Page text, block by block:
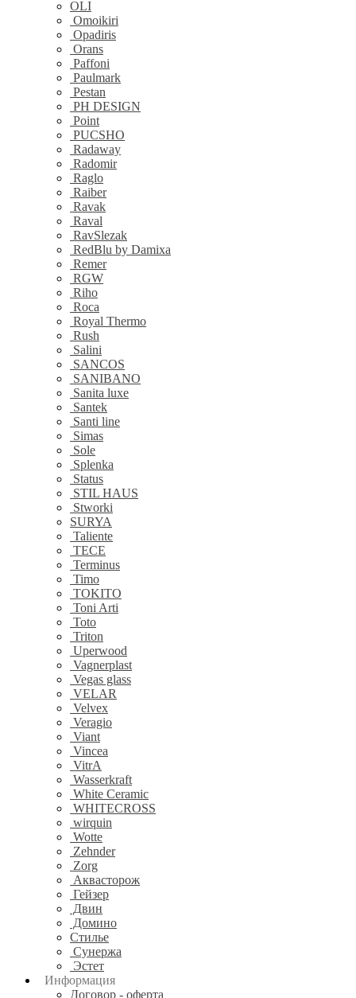
OLI
Omoikiri
Opadiris
Orans
Paffoni
Paulmark
Pestan
PH DESIGN
Point
PUCSHO
Radaway
Radomir
Raglo
Raiber
Ravak
Raval
RavSlezak
RedBlu by Damixa
Remer
RGW
Riho
Roca
Royal Thermo
Rush
Salini
SANCOS
SANIBANO
Sanita luxe
Santek
Santi line
Simas
Sole
Splenka
Status
STIL HAUS
Stworki
SURYA
Taliente
TECE
Terminus
Timo
TOKITO
Toni Arti
Toto
Triton
Uperwood
Vagnerplast
Vegas glass
VELAR
Velvex
Veragio
Viant
Vincea
VitrA
Wasserkraft
White Ceramic
WHITECROSS
wirquin
Wotte
Zehnder
Zorg
Аквасторож
Гейзер
Двин
Домино
Стилье
Сунержа
Эстет
Информация
Договор - оферта